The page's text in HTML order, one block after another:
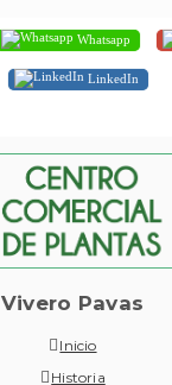
Whatsapp
LinkedIn
Vivero Pavas
Inicio
Historia